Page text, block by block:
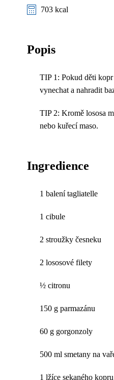
703 kcal
Popis
TIP 1: Pokud děti
vynechat a nahradit
TIP 2: Kromě lososa
nebo kuřecí maso.
Ingredience
1 balení tagliatelle
1 cibule
2 stroužky česneku
2 lososové filety
½ citronu
150 g parmazánu
60 g gorgonzoly
500 ml smetany na
1 lžíce sekaného kopru